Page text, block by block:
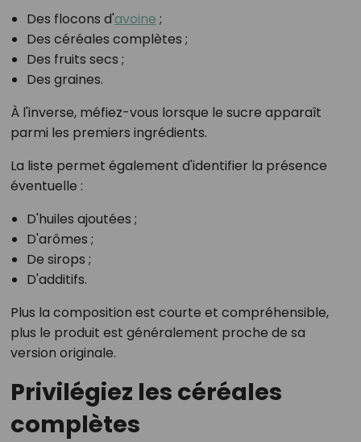
Des flocons d'avoine ;
Des céréales complètes ;
Des fruits secs ;
Des graines.
À l'inverse, méfiez-vous lorsque le sucre apparaît
parmi les premiers ingrédients.
La liste permet également d'identifier la présence
éventuelle :
D'huiles ajoutées ;
D'arômes ;
De sirops ;
D'additifs.
Plus la composition est courte et compréhensible,
plus le produit est généralement proche de sa
version originale.
Privilégiez les céréales
complètes